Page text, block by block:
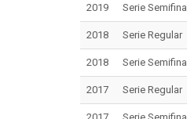
2019 Serie Semifinal
2018 Serie Regular
2018 Serie Semifinal
2017 Serie Regular